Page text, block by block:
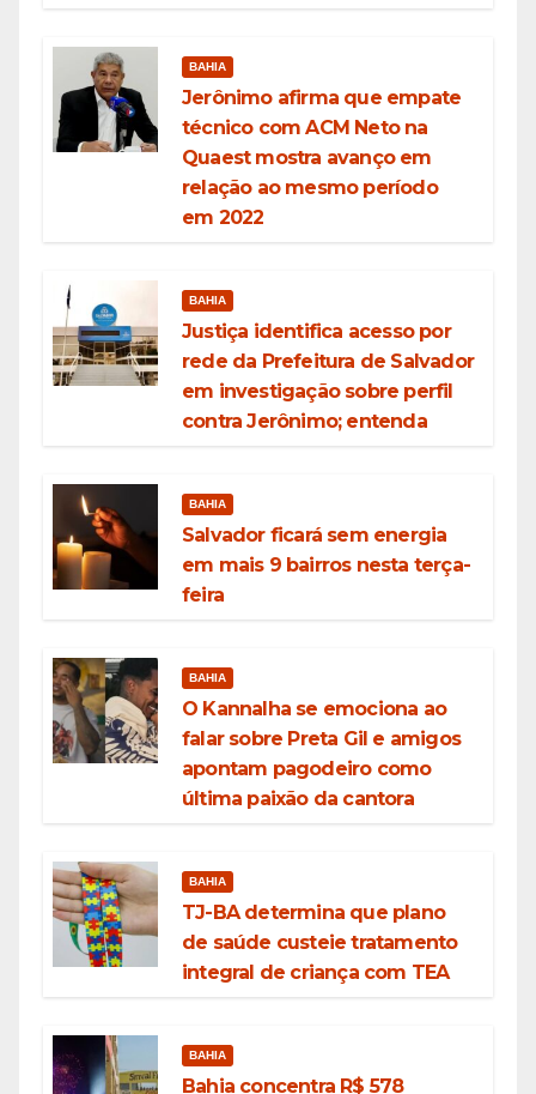
BAHIA
Jerônimo afirma que empate
técnico com ACM Neto na
Quaest mostra avanço em
relação ao mesmo período
em 2022
BAHIA
Justiça identifica acesso por
rede da Prefeitura de Salvador
em investigação sobre perfil
contra Jerônimo; entenda
BAHIA
Salvador ficará sem energia
em mais 9 bairros nesta terça-
feira
BAHIA
O Kannalha se emociona ao
falar sobre Preta Gil e amigos
apontam pagodeiro como
última paixão da cantora
BAHIA
TJ-BA determina que plano
de saúde custeie tratamento
integral de criança com TEA
BAHIA
Bahia concentra R$ 578